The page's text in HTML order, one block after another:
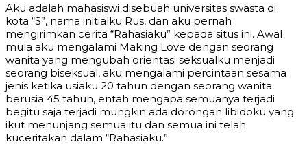
Aku adalah mahasiswi disebuah universitas swasta di
kota “S”, nama initialku Rus, dan aku pernah
mengirimkan cerita “Rahasiaku” kepada situs ini. Awal
mula aku mengalami Making Love dengan seorang
wanita yang mengubah orientasi seksualku menjadi
seorang biseksual, aku mengalami percintaan sesama
jenis ketika usiaku 20 tahun dengan seorang wanita
berusia 45 tahun, entah mengapa semuanya terjadi
begitu saja terjadi mungkin ada dorongan libidoku yang
ikut menunjang semua itu dan semua ini telah
kuceritakan dalam “Rahasiaku.”